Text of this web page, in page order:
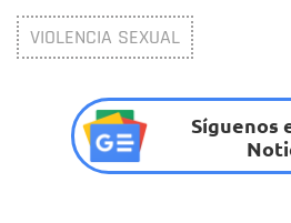
VIOLENCIA SEXUAL
Síguenos